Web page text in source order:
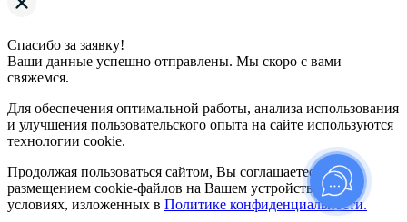
Спасибо за заявку!
Ваши данные успешно отправлены. Мы скоро с вами
свяжемся.
Для обеспечения оптимальной работы, анализа использования
и улучшения пользовательского опыта на сайте используются
технологии cookie.
Продолжая пользоваться сайтом, Вы соглашаетесь с
размещением cookie-файлов на Вашем устройстве на
условиях, изложенных в Политике конфиденциальности.